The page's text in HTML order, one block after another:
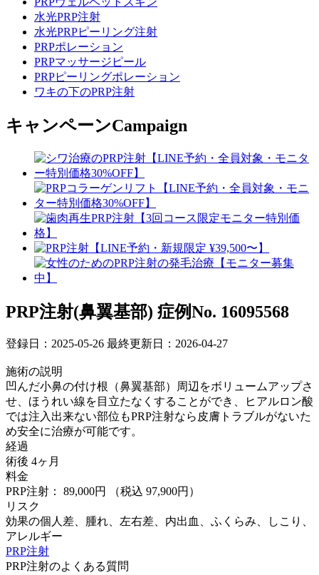
水光PRP注射
水光PRPピーリング注射
PRPポレーション
PRPマッサージピール
PRPピーリングポレーション
ワキの下のPRP注射
キャンペーンCampaign
PRP注射(鼻翼基部) 症例No. 16095568
登録日：2025-05-26 最終更新日：2026-04-27
施術の説明
凹んだ小鼻の付け根（鼻翼基部）周辺をボリュームアップさ
せ、ほうれい線を目立たなくすることができ、ヒアルロン酸
では注入出来ない部位もPRP注射なら皮膚トラブルがないた
め安全に治療が可能です。
経過
術後 4ヶ月
料金
PRP注射： 89,000円
（税込 97,900円）
リスク
効果の個人差、腫れ、左右差、内出血、ふくらみ、しこり、
アレルギー
PRP注射
PRP注射のよくある質問